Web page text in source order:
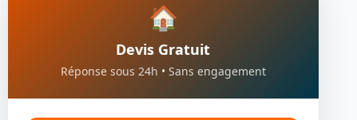
🏠
Devis Gratuit
Réponse sous 24h • Sans engagement